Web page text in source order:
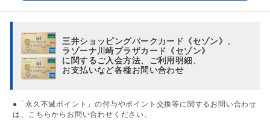
三井ショッピングパークカード《セゾン》、
ラゾーナ川崎プラザカード《セゾン》
に関するご入会方法、ご利用明細、
お支払いなど各種お問い合わせ
●「永久不滅ポイント」の付与やポイント交換等に関するお問い合わせ
は、こちらからお問い合わせください。